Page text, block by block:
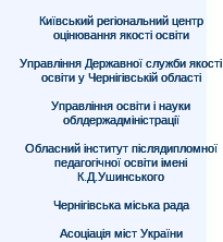
Київський регіональний центр
оцінювання якості освіти
Управління Державної служби якості
освіти у Чернігівській області
Управління освіти і науки
облдержадміністрації
Обласний інститут післядипломної
педагогічної освіти імені
К.Д.Ушинського
Чернігівська міська рада
Асоціація міст України